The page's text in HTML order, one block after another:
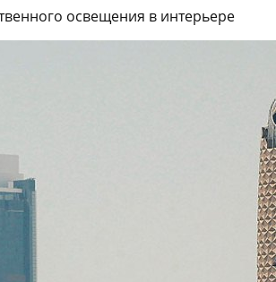
освещения в интерьере